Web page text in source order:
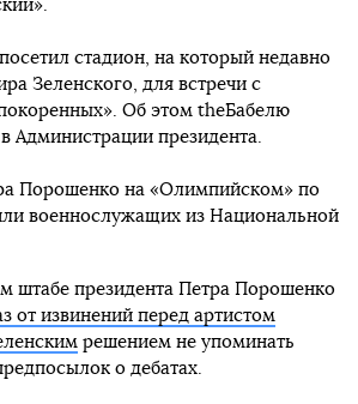
стадион, на который недавно
Зеленского, для встречи с
Об этом theБабелю
Администрации президента.
Порошенко на «Олимпийском» по
военнослужащих из Национальной
штабе президента Петра Порошенко
от извинений перед артистом
решением не упоминать
о дебатах.